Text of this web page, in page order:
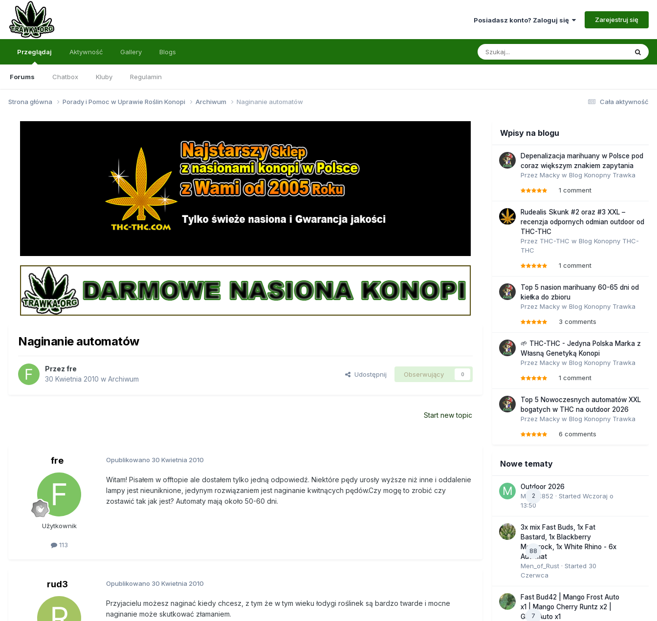
Posiadasz konto? Zaloguj się Zarejestruj się
Przeglądaj
Forums Chatbox Kluby Regulamin
Aktywność Gallery Blogs
Cała aktywność
Strona główna Porady i Pomoc w Uprawie Roślin Konopi Archiwum Naginanie automatów
Naginanie automatów
Przez fre
30 Kwietnia 2010 w Archiwum
Udostępnij Obserwujący 0
Start new topic
fre
Użytkownik
113
Opublikowano 30 Kwietnia 2010
Witam! Pisałem w offtopie ale dostałem tylko jedną odpowiedź. Niektóre pędy urosły wyższe niż inne i oddalenie
lampy jest nieuniknione, jedynym rozwiązaniem jest naginanie kwitnących pędów.Czy mogę to zrobić czy
zostawić tak jak jest? Automaty mają około 50-60 dni.
rud3 Opublikowano 30 Kwietnia 2010
Przyjacielu możesz naginać kiedy chcesz, z tym że w tym wieku łodygi roślinek są bardzo twarde i mocne
naginanie może skutkować złamaniem.
Wpisy na blogu
Depenalizacja marihuany w Polsce pod
coraz większym znakiem zapytania
Przez Macky w Blog Konopny Trawka
1 comment
Rudealis Skunk #2 oraz #3 XXL –
recenzja odpornych odmian outdoor od
THC-THC
Przez THC-THC w Blog Konopny THC-
THC
1 comment
Top 5 nasion marihuany 60-65 dni od
kiełka do zbioru
Przez Macky w Blog Konopny Trawka
3 comments
🌱 THC-THC - Jedyna Polska Marka z
Własną Genetyką Konopi
Przez Macky w Blog Konopny Trawka
1 comment
Top 5 Nowoczesnych automatów XXL
bogatych w THC na outdoor 2026
Przez Macky w Blog Konopny Trawka
6 comments
Nowe tematy
2
Outdoor 2026
Marcel852 · Started Wczoraj o
13:50
88
3x mix Fast Buds, 1x Fat
Bastard, 1x Blackberry
Moonrock, 1x White Rhino - 6x
Automat
Men_of_Rust · Started 30
Czerwca
7
Fast Bud42 | Mango Frost Auto
x1 | Mango Cherry Runtz x2 |
GMO Auto x1